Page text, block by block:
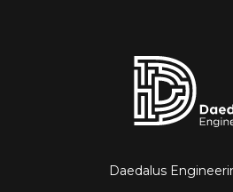
Daedalus